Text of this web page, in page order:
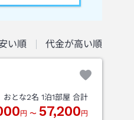
い順 代金が高い順
おとな2名 1泊1部屋 合計
円 〜 57,200 円